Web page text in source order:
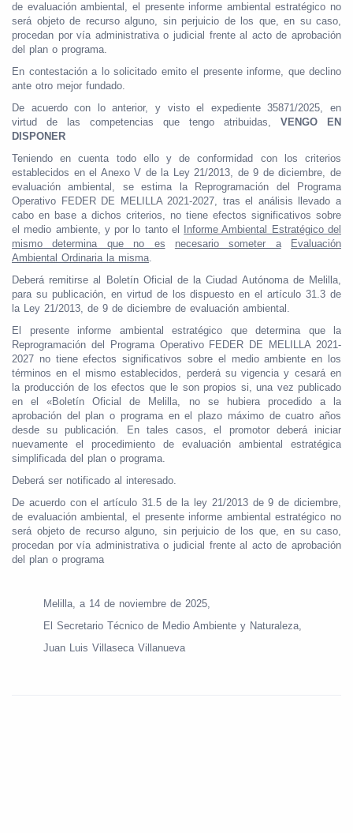
de evaluación ambiental, el presente informe ambiental estratégico no
será objeto de recurso alguno, sin perjuicio de los que, en su caso,
procedan por vía administrativa o judicial frente al acto de aprobación
del plan o programa.
En contestación a lo solicitado emito el presente informe, que declino
ante otro mejor fundado.
De acuerdo con lo anterior, y visto el expediente 35871/2025, en
virtud de las competencias que tengo atribuidas, VENGO EN
DISPONER
Teniendo en cuenta todo ello y de conformidad con los criterios
establecidos en el Anexo V de la Ley 21/2013, de 9 de diciembre, de
evaluación ambiental, se estima la Reprogramación del Programa
Operativo FEDER DE MELILLA 2021-2027, tras el análisis llevado a
cabo en base a dichos criterios, no tiene efectos significativos sobre
el medio ambiente, y por lo tanto el
Informe Ambiental Estratégico del
mismo determina que no es
necesario someter a
Evaluación
Ambiental Ordinaria la misma.
Deberá remitirse al Boletín Oficial de la Ciudad Autónoma de Melilla,
para su publicación, en virtud de los dispuesto en el artículo 31.3 de
la Ley 21/2013, de 9 de diciembre de evaluación ambiental.
El presente informe ambiental estratégico que determina que la
Reprogramación del Programa Operativo FEDER DE MELILLA 2021-
2027 no tiene efectos significativos sobre el medio ambiente en los
términos en el mismo establecidos, perderá su vigencia y cesará en
la producción de los efectos que le son propios si, una vez publicado
en el «Boletín Oficial de Melilla, no se hubiera procedido a la
aprobación del plan o programa en el plazo máximo de cuatro años
desde su publicación. En tales casos, el promotor deberá iniciar
nuevamente el procedimiento de evaluación ambiental estratégica
simplificada del plan o programa.
Deberá ser notificado al interesado.
De acuerdo con el artículo 31.5 de la ley 21/2013 de 9 de diciembre,
de evaluación ambiental, el presente informe ambiental estratégico no
será objeto de recurso alguno, sin perjuicio de los que, en su caso,
procedan por vía administrativa o judicial frente al acto de aprobación
del plan o programa
Melilla, a 14 de noviembre de 2025,
El Secretario Técnico de Medio Ambiente y Naturaleza,
Juan Luis Villaseca Villanueva